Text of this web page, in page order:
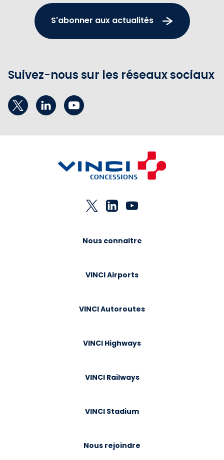
S'abonner aux actualités
Suivez-nous sur les réseaux sociaux
Nous connaitre
VINCI Airports
VINCI Autoroutes
VINCI Highways
VINCI Railways
VINCI Stadium
Nous rejoindre